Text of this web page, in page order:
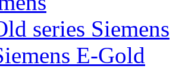
series Siemens
E-Gold